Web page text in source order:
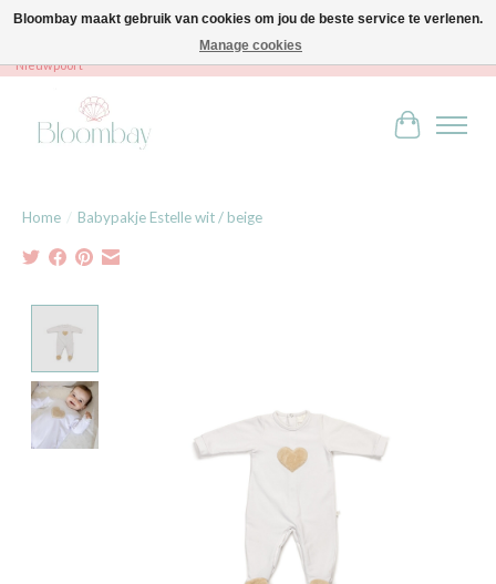
Bloombay - Babies & Kids - Bali home & interior - Robert Orlentpromenade 9A -
Nieuwpoort
Home / Babypakje Estelle wit / beige
Bloombay maakt gebruik van cookies om jou de beste service te verlenen.
Manage cookies